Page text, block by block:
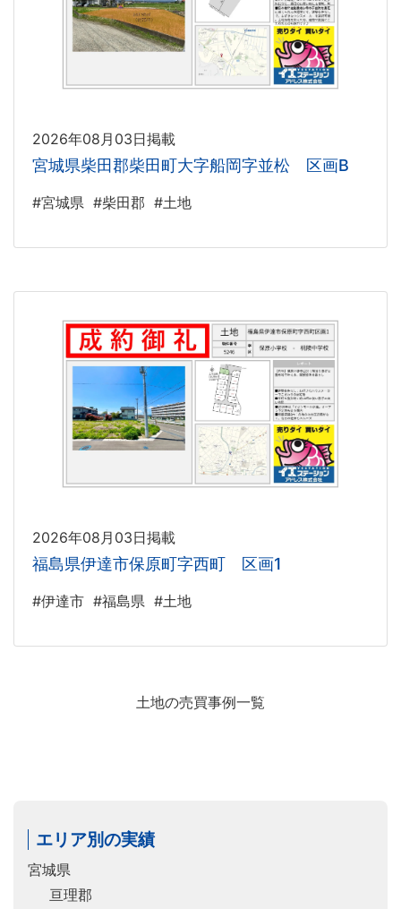
2026年08月03日掲載
宮城県柴田郡柴田町大字船岡字並松 区画B
#宮城県 #柴田郡 #土地
2026年08月03日掲載
福島県伊達市保原町字西町 区画1
#伊達市 #福島県 #土地
土地の売買事例一覧
エリア別の実績
宮城県
亘理郡